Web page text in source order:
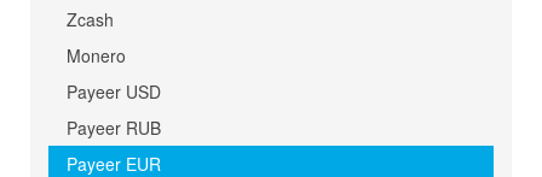
Zcash
Monero
Payeer USD
Payeer RUB
Payeer EUR